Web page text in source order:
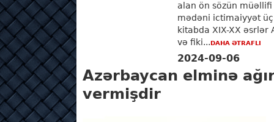
alan ön sözün müəllifi
mədəni ictimaiyyət
kitabda XIX-XX əsrlər
və fiki...DAHA ƏTRAFLI
2024-09-06
Azərbaycan elminə
vermişdir